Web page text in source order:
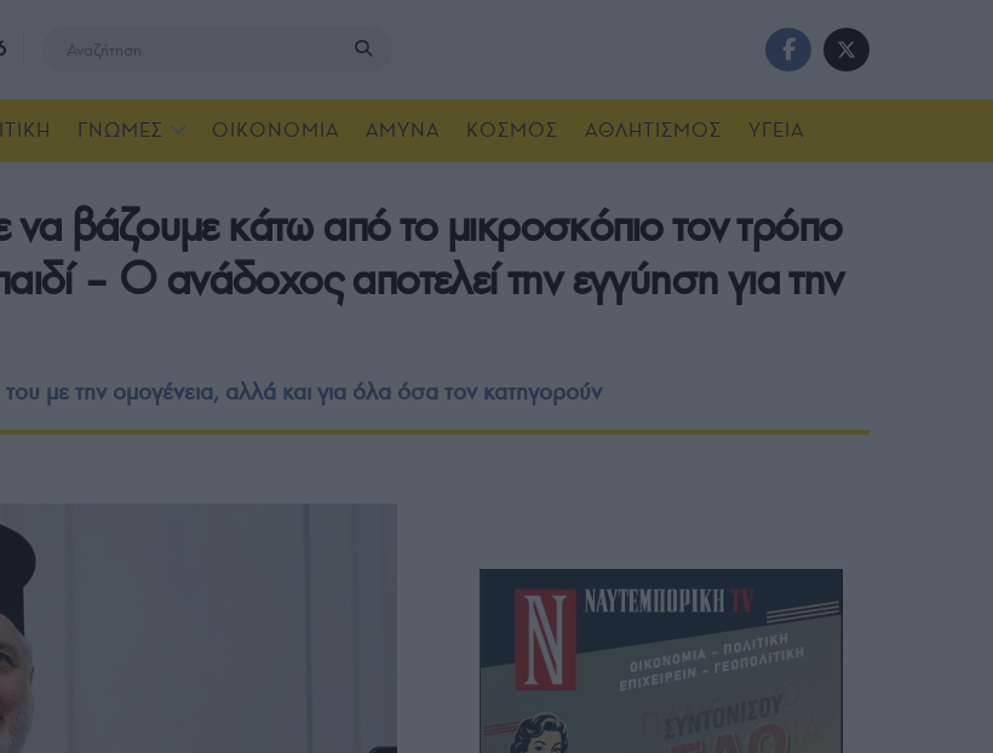
ΓΝΩΜΕΣ ΟΙΚΟΝΟΜΙΑ ΑΜΥΝΑ ΚΟΣΜΟΣ ΑΘΛΗΤΙΣΜΟΣ ΥΓΕΙΑ
βάζουμε κάτω από το μικροσκόπιο τον τρόπο
– Ο ανάδοχος αποτελεί την εγγύηση για την
με την ομογένεια, αλλά και για όλα όσα τον κατηγορούν